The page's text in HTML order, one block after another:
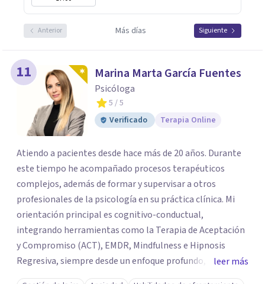
Anterior Más días Siguiente
11 Marina Marta García Fuentes
Psicóloga
5 / 5
Verificado
Terapia Online
Atiendo a pacientes desde hace más de 20 años. Durante
este tiempo he acompañado procesos terapéuticos
complejos, además de formar y supervisar a otros
profesionales de la psicología en su práctica clínica. Mi
orientación principal es cognitivo-conductual,
integrando herramientas como la Terapia de Aceptación
y Compromiso (ACT), EMDR, Mindfulness e Hipnosis
Regresiva, siempre desde un enfoque profundo,
respetuoso y adaptado a cada persona. También
leer más